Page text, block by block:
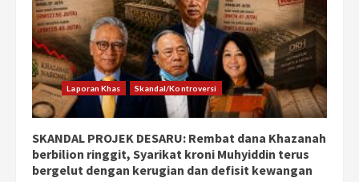
Laporan Khas Skandal/Kontroversi
SKANDAL PROJEK DESARU: Rembat dana Khazanah
berbilion ringgit, Syarikat kroni Muhyiddin terus
bergelut dengan kerugian dan defisit kewangan